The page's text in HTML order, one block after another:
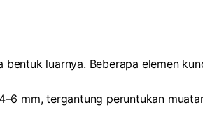
luarnya. Beberapa elemen
mm, tergantung peruntukan